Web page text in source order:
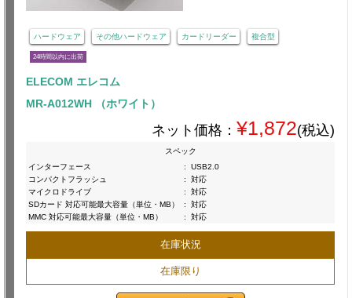
ハードウェア その他ハードウェア カードリーダー 複合型
24時間以内に出荷
ELECOM エレコム
MR-A012WH （ホワイト）
ネット価格： ¥1,872(税込)
スペック
インターフェース
:
USB2.0
コンパクトフラッシュ
:
対応
マイクロドライブ
:
対応
SDカード 対応可能最大容量（単位・MB）
:
対応
MMC 対応可能最大容量（単位・MB）
: 対応
在庫状況
在庫限り